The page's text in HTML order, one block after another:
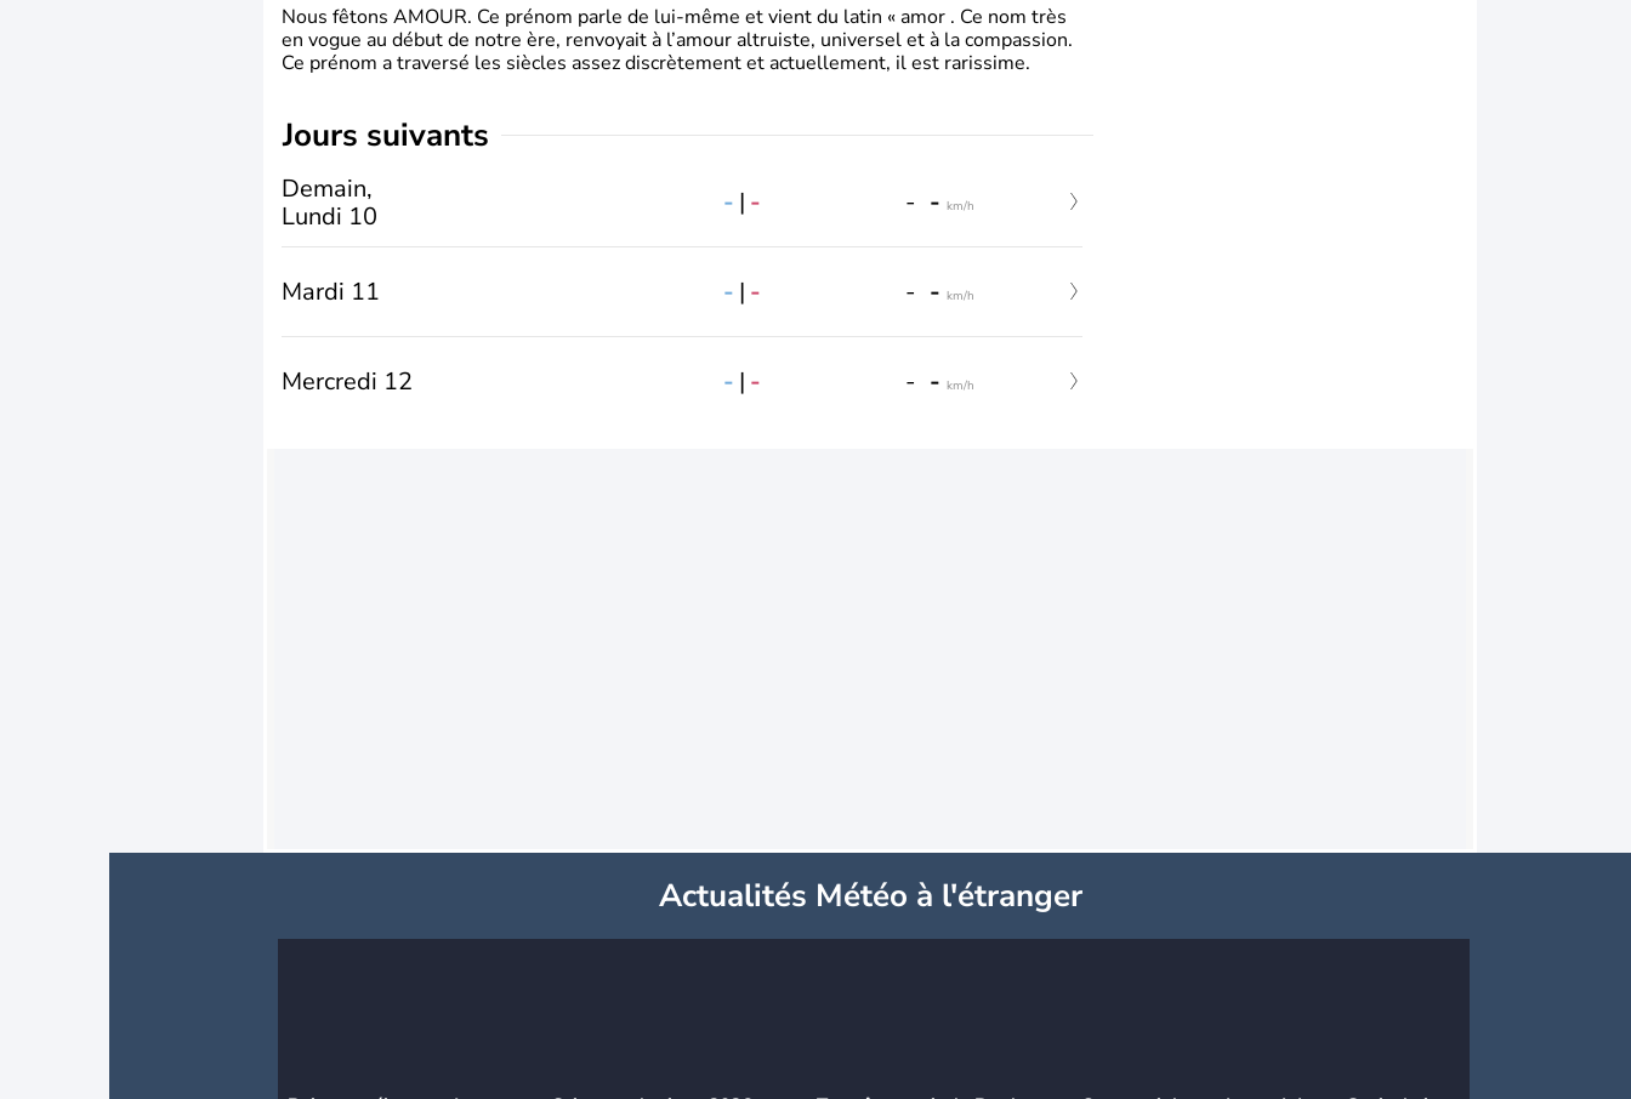
Nous fêtons AMOUR. Ce prénom parle de lui-même et vient du latin « amor . Ce nom très
en vogue au début de notre ère, renvoyait à l’amour altruiste, universel et à la compassion.
Ce prénom a traversé les siècles assez discrètement et actuellement, il est rarissime.
jours suivants
Demain,
Lundi 10
- | - - - km/h
Mardi 11 - | - - - km/h
Mercredi 12 - | - - - km/h
Actualités Météo à l'étranger